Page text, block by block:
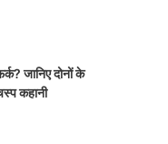
जानिए दोनों के
कहानी